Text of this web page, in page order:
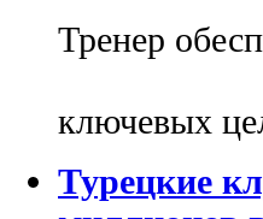
Тренер
ключевых
Турецкие